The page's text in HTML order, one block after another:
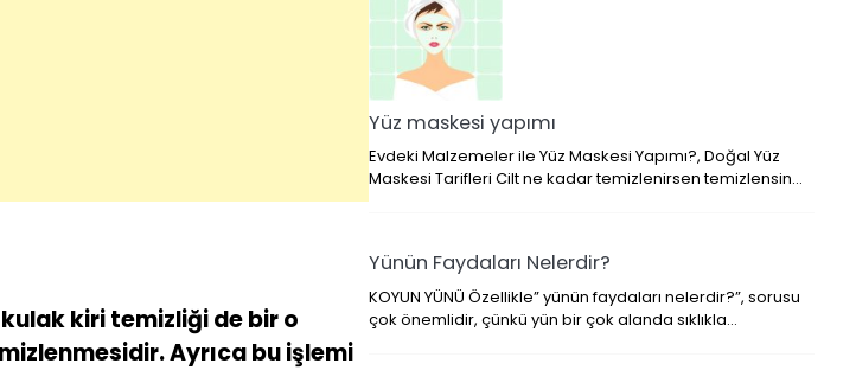
kulak kiri temizliği de bir o
Ayrıca bu işlemi
Yüz maskesi yapımı
Evdeki Malzemeler ile Yüz Maskesi Yapımı?, Doğal Yüz
Maskesi Tarifleri Cilt ne kadar temizlenirsen temizlensin…
Yünün Faydaları Nelerdir?
KOYUN YÜNÜ Özellikle” yünün faydaları nelerdir?”, sorusu
çok önemlidir, çünkü yün bir çok alanda sıklıkla…